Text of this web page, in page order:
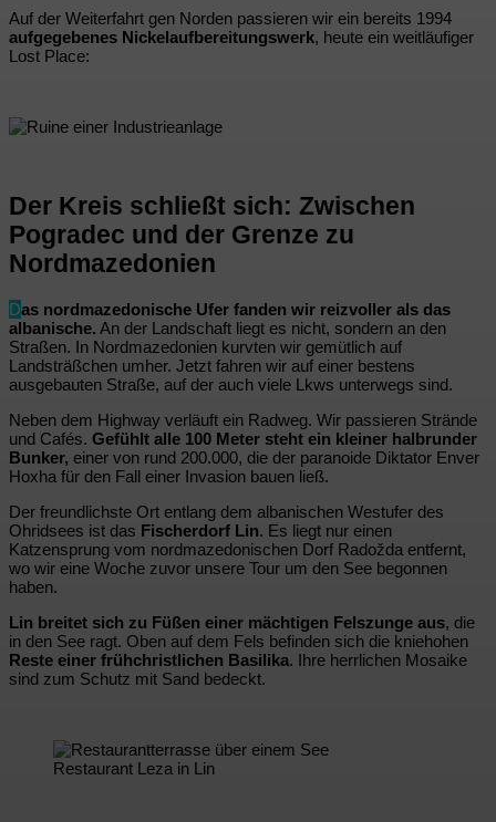
Auf der Weiterfahrt gen Norden passieren wir ein bereits 1994
aufgegebenes Nickelaufbereitungswerk, heute ein weitläufiger
Lost Place:
Der Kreis schließt sich: Zwischen
Pogradec und der Grenze zu
Nordmazedonien
Das nordmazedonische Ufer fanden wir reizvoller als das
albanische. An der Landschaft liegt es nicht, sondern an den
Straßen. In Nordmazedonien kurvten wir gemütlich auf
Landsträßchen umher. Jetzt fahren wir auf einer bestens
ausgebauten Straße, auf der auch viele Lkws unterwegs sind.
Neben dem Highway verläuft ein Radweg. Wir passieren Strände
und Cafés. Gefühlt alle 100 Meter steht ein kleiner halbrunder
Bunker, einer von rund 200.000, die der paranoide Diktator Enver
Hoxha für den Fall einer Invasion bauen ließ.
Der freundlichste Ort entlang dem albanischen Westufer des
Ohridsees ist das Fischerdorf Lin. Es liegt nur einen
Katzensprung vom nordmazedonischen Dorf Radožda entfernt,
wo wir eine Woche zuvor unsere Tour um den See begonnen
haben.
Lin breitet sich zu Füßen einer mächtigen Felszunge aus, die
in den See ragt. Oben auf dem Fels befinden sich die kniehohen
Reste einer frühchristlichen Basilika. Ihre herrlichen Mosaike
sind zum Schutz mit Sand bedeckt.
Restaurant Leza in Lin